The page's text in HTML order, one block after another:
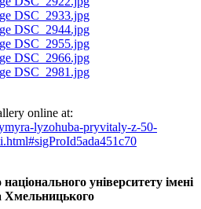
online at:
lyzohuba-pryvitaly-z-50-
університету імені
Хмельницького